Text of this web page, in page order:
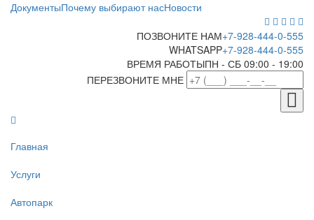
ДокументыПочему выбирают насНовости
ПОЗВОНИТЕ НАМ+7-928-444-0-555
WHATSAPP+7-928-444-0-555
ВРЕМЯ РАБОТЫПН - СБ 09:00 - 19:00
ПЕРЕЗВОНИТЕ МНЕ
Главная
Услуги
Автопарк